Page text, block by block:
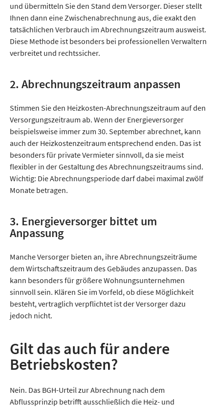
und übermitteln Sie den Stand dem Versorger. Dieser stellt
Ihnen dann eine Zwischenabrechnung aus, die exakt den
tatsächlichen Verbrauch im Abrechnungszeitraum ausweist.
Diese Methode ist besonders bei professionellen Verwaltern
verbreitet und rechtssicher.
2. Abrechnungszeitraum anpassen
Stimmen Sie den Heizkosten-Abrechnungszeitraum auf den
Versorgungszeitraum ab. Wenn der Energieversorger
beispielsweise immer zum 30. September abrechnet, kann
auch der Heizkostenzeitraum entsprechend enden. Das ist
besonders für private Vermieter sinnvoll, da sie meist
flexibler in der Gestaltung des Abrechnungszeitraums sind.
Wichtig: Die Abrechnungsperiode darf dabei maximal zwölf
Monate betragen.
3. Energieversorger bittet um
Anpassung
Manche Versorger bieten an, ihre Abrechnungszeiträume
dem Wirtschaftszeitraum des Gebäudes anzupassen. Das
kann besonders für größere Wohnungsunternehmen
sinnvoll sein. Klären Sie im Vorfeld, ob diese Möglichkeit
besteht, vertraglich verpflichtet ist der Versorger dazu
jedoch nicht.
Gilt das auch für andere
Betriebskosten?
Nein. Das BGH-Urteil zur Abrechnung nach dem
Abflussprinzip betrifft ausschließlich die Heiz- und